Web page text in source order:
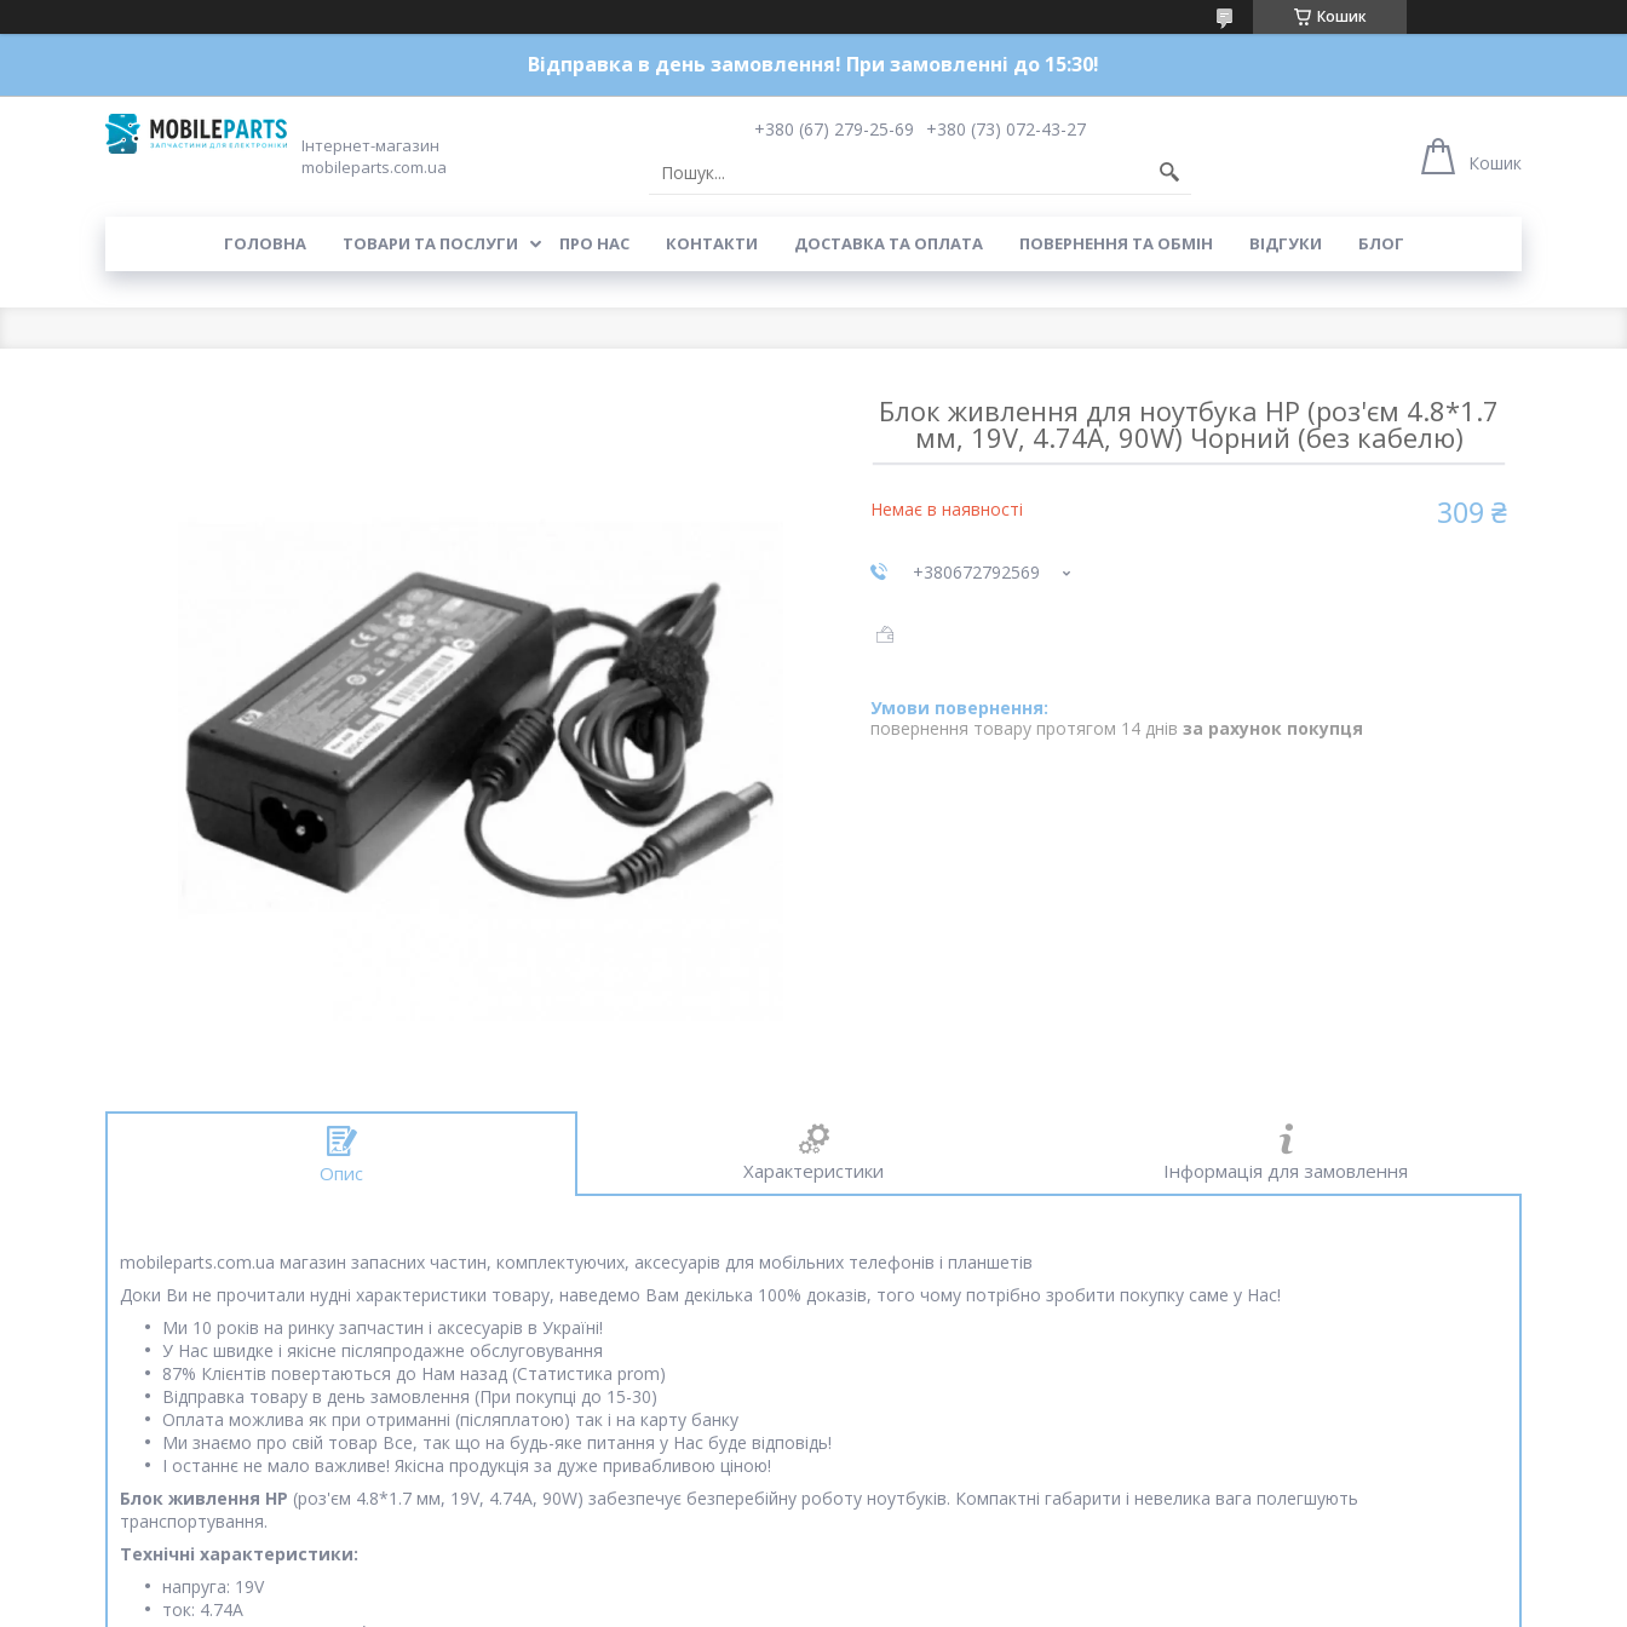
Кошик
Відправка в день замовлення! При замовленні до 15:30!
Інтернет-магазин
mobileparts.com.ua
+380 (67) 279-25-69
+380 (73) 072-43-27
Кошик
ГОЛОВНА ТОВАРИ ТА ПОСЛУГИ ПРО НАС КОНТАКТИ ДОСТАВКА ТА ОПЛАТА ПОВЕРНЕННЯ ТА ОБМІН ВІДГУКИ БЛОГ
Блок живлення для ноутбука HP (роз'єм 4.8*1.7
мм, 19V, 4.74A, 90W) Чорний (без кабелю)
Немає в наявності 309 ₴
+380672792569
повернення товару протягом 14 днів за рахунок покупця
Опис Характеристики Інформація для замовлення
mobileparts.com.ua магазин запасних частин, комплектуючих, аксесуарів для мобільних телефонів і планшетів
Доки Ви не прочитали нудні характеристики товару, наведемо Вам декілька 100% доказів, того чому потрібно зробити покупку саме у Нас!
Ми 10 років на ринку запчастин і аксесуарів в Україні!
У Нас швидке і якісне післяпродажне обслуговування
87% Клієнтів повертаються до Нам назад (Статистика prom)
Відправка товару в день замовлення (При покупці до 15-30)
Оплата можлива як при отриманні (післяплатою) так і на карту банку
Ми знаємо про свій товар Все, так що на будь-яке питання у Нас буде відповідь!
І останнє не мало важливе! Якісна продукція за дуже привабливою ціною!
Блок живлення HP (роз'єм 4.8*1.7 мм, 19V, 4.74A, 90W) забезпечує безперебійну роботу ноутбуків. Компактні габарити і невелика вага полегшують
транспортування.
Технічні характеристики:
напруга: 19V
ток: 4.74A